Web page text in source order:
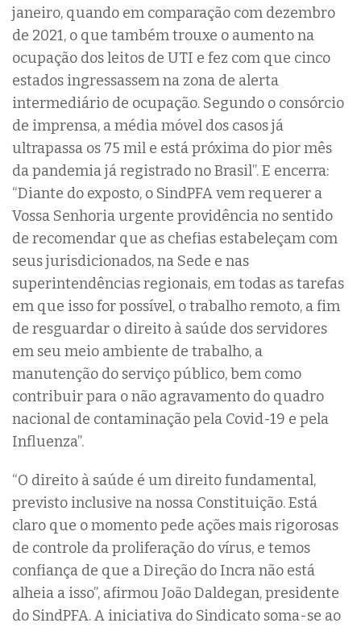
janeiro, quando em comparação com dezembro
de 2021, o que também trouxe o aumento na
ocupação dos leitos de UTI e fez com que cinco
estados ingressassem na zona de alerta
intermediário de ocupação. Segundo o consórcio
de imprensa, a média móvel dos casos já
ultrapassa os 75 mil e está próxima do pior mês
da pandemia já registrado no Brasil”. E encerra:
“Diante do exposto, o SindPFA vem requerer a
Vossa Senhoria urgente providência no sentido
de recomendar que as chefias estabeleçam com
seus jurisdicionados, na Sede e nas
superintendências regionais, em todas as tarefas
em que isso for possível, o trabalho remoto, a fim
de resguardar o direito à saúde dos servidores
em seu meio ambiente de trabalho, a
manutenção do serviço público, bem como
contribuir para o não agravamento do quadro
nacional de contaminação pela Covid-19 e pela
Influenza”.
“O direito à saúde é um direito fundamental,
previsto inclusive na nossa Constituição. Está
claro que o momento pede ações mais rigorosas
de controle da proliferação do vírus, e temos
confiança de que a Direção do Incra não está
alheia a isso”, afirmou João Daldegan, presidente
do SindPFA. A iniciativa do Sindicato soma-se ao